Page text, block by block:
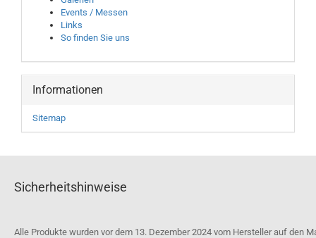
Events / Messen
Links
So finden Sie uns
Informationen
Sitemap
Sicherheitshinweise
Alle Produkte wurden vor dem 13. Dezember 2024 vom Hersteller auf den